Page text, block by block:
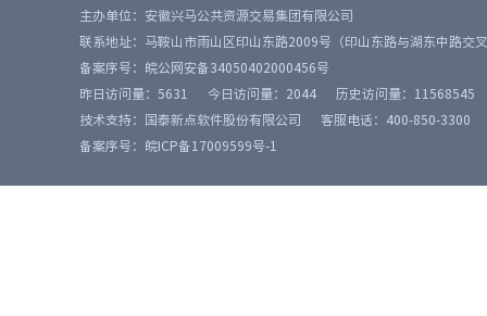
主办单位：安徽兴马公共资源交易集团有限公司
联系地址：马鞍山市雨山区印山东路2009号（印山东路与湖东中路交
备案序号： 皖公网安备34050402000456号
昨日访问量： 5631 今日访问量： 2044 历史访问量： 11568545
技术支持：国泰新点软件股份有限公司
客服电话：400-850-3300
备案序号：皖ICP备17009599号-1